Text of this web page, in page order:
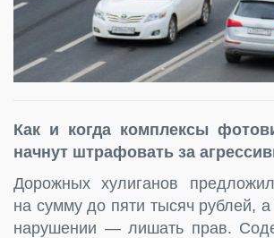
Как и когда комплексы
начнут штрафовать за
Дорожных хулиганов
на сумму до пяти тысяч рублей,
нарушении — лишать прав.